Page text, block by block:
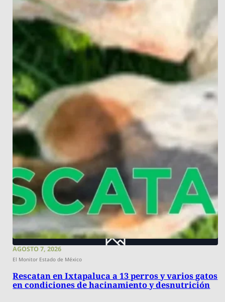
AGOSTO 7, 2026
El Monitor Estado de México
Rescatan en Ixtapaluca a 13 perros y varios gatos
en condiciones de hacinamiento y desnutrición